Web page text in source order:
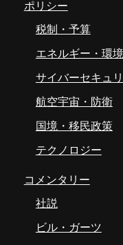
ポリシー
税制・予算
エネルギー・環境
サイバーセキュ
航空宇宙・防衛
国境・移民政策
テクノロジー
コメンタリー
社説
ビル・ガーツ